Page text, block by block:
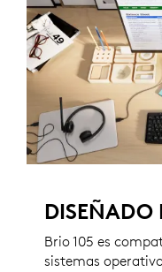
DISEÑADO
Brio 105 es
sistemas